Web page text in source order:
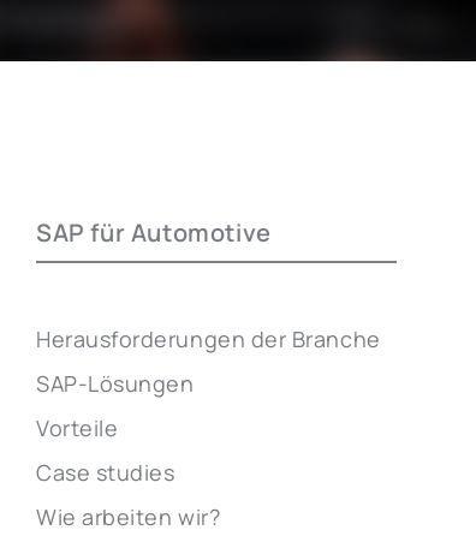
SAP für Automotive
Herausforderungen der Branche
SAP-Lösungen
Vorteile
Case studies
Wie arbeiten wir?